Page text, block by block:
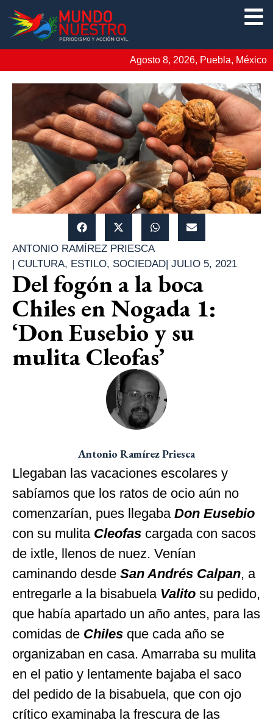
Agosto 8, 2026, Puebla, México
ANTONIO RAMÍREZ PRIESCA
| CULTURA, ESTILO, SOCIEDAD| JULIO 5, 2021
Del fogón a la boca
Chiles en Nogada 1:
‘Don Eusebio y su
mulita Cleofas’
Antonio Ramírez Priesca
Llegaban las vacaciones escolares y
sabíamos que los ratos de ocio aún no
comenzarían, pues llegaba Don Eusebio
con su mulita Cleofas cargada con sacos
de ixtle, llenos de nuez. Venían
caminando desde San Andrés Calpan, a
entregarle a la bisabuela Valito su pedido,
que había apartado un año antes, para las
comidas de Chiles que cada año se
organizaban en casa. Amarraba su mulita
en el patio y lentamente bajaba el saco
del pedido de la bisabuela, que con ojo
crítico examinaba la frescura de las